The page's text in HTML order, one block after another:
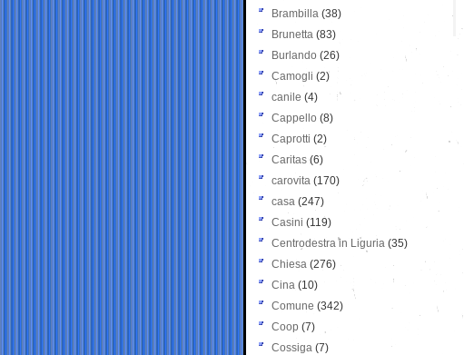
Brambilla (38)
Brunetta (83)
Burlando (26)
Camogli (2)
canile (4)
Cappello (8)
Caprotti (2)
Caritas (6)
carovita (170)
casa (247)
Casini (119)
Centrodestra in Liguria (35)
Chiesa (276)
Cina (10)
Comune (342)
Coop (7)
Cossiga (7)